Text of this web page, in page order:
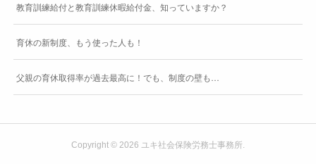
教育訓練給付と教育訓練休暇給付金、知っていますか？
育休の新制度、もう使った人も！
父親の育休取得率が過去最高に！でも、制度の壁も…
Copyright © 2026 ユキ社会保険労務士事務所.